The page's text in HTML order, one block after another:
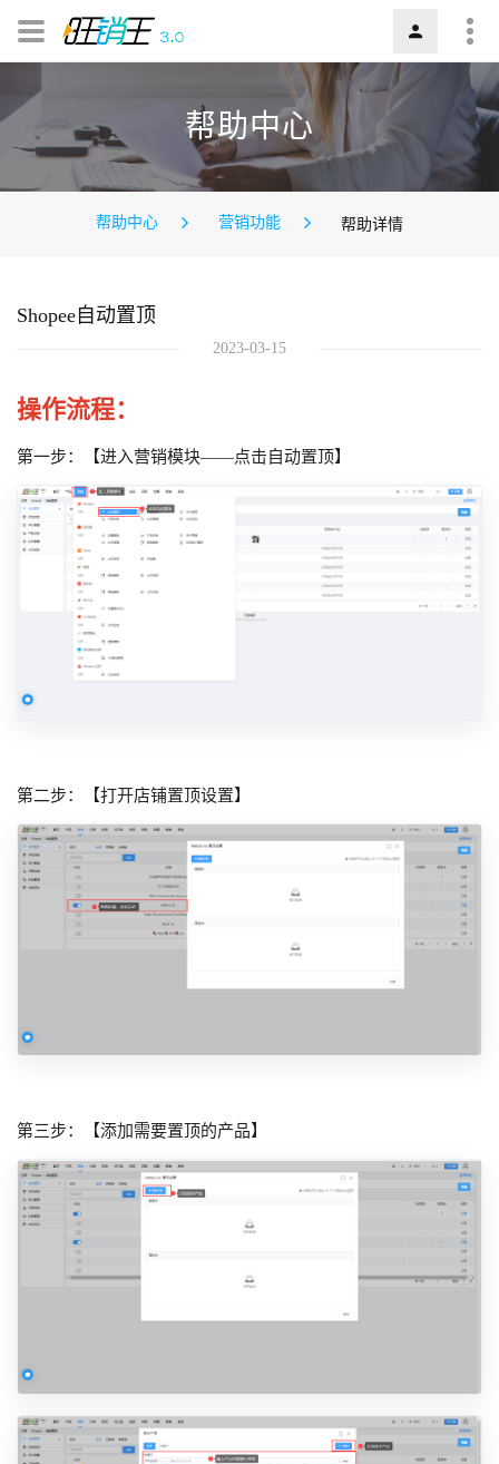
帮助中心
帮助中心 营销功能 帮助详情
Shopee自动置顶
2023-03-15
操作流程：
第一步：【进入营销模块——点击自动置顶】
第二步：【打开店铺置顶设置】
第三步：【添加需要置顶的产品】